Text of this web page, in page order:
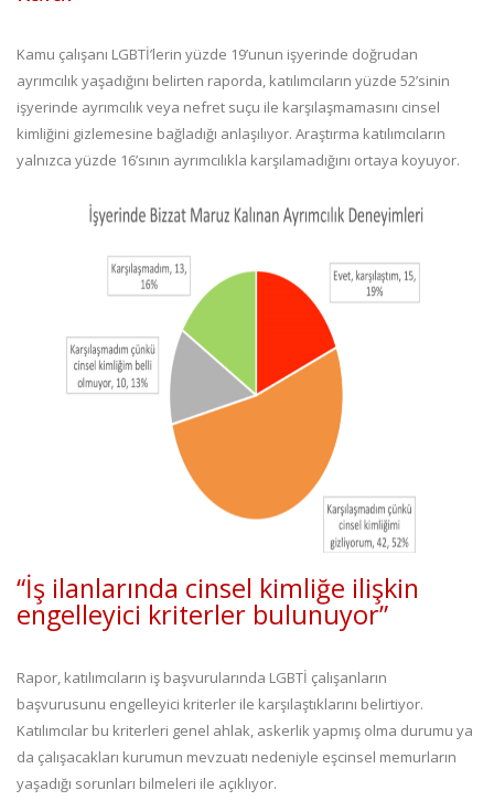
Kamu çalışanı LGBTİ’lerin yüzde 19’unun işyerinde doğrudan
ayrımcılık yaşadığını belirten raporda, katılımcıların yüzde 52’sinin
işyerinde ayrımcılık veya nefret suçu ile karşılaşmamasını cinsel
kimliğini gizlemesine bağladığı anlaşılıyor. Araştırma katılımcıların
yalnızca yüzde 16’sının ayrımcılıkla karşılamadığını ortaya koyuyor.
“İş ilanlarında cinsel kimliğe ilişkin
engelleyici kriterler bulunuyor”
Rapor, katılımcıların iş başvurularında LGBTİ çalışanların
başvurusunu engelleyici kriterler ile karşılaştıklarını belirtiyor.
Katılımcılar bu kriterleri genel ahlak, askerlik yapmış olma durumu ya
da çalışacakları kurumun mevzuatı nedeniyle eşcinsel memurların
yaşadığı sorunları bilmeleri ile açıklıyor.